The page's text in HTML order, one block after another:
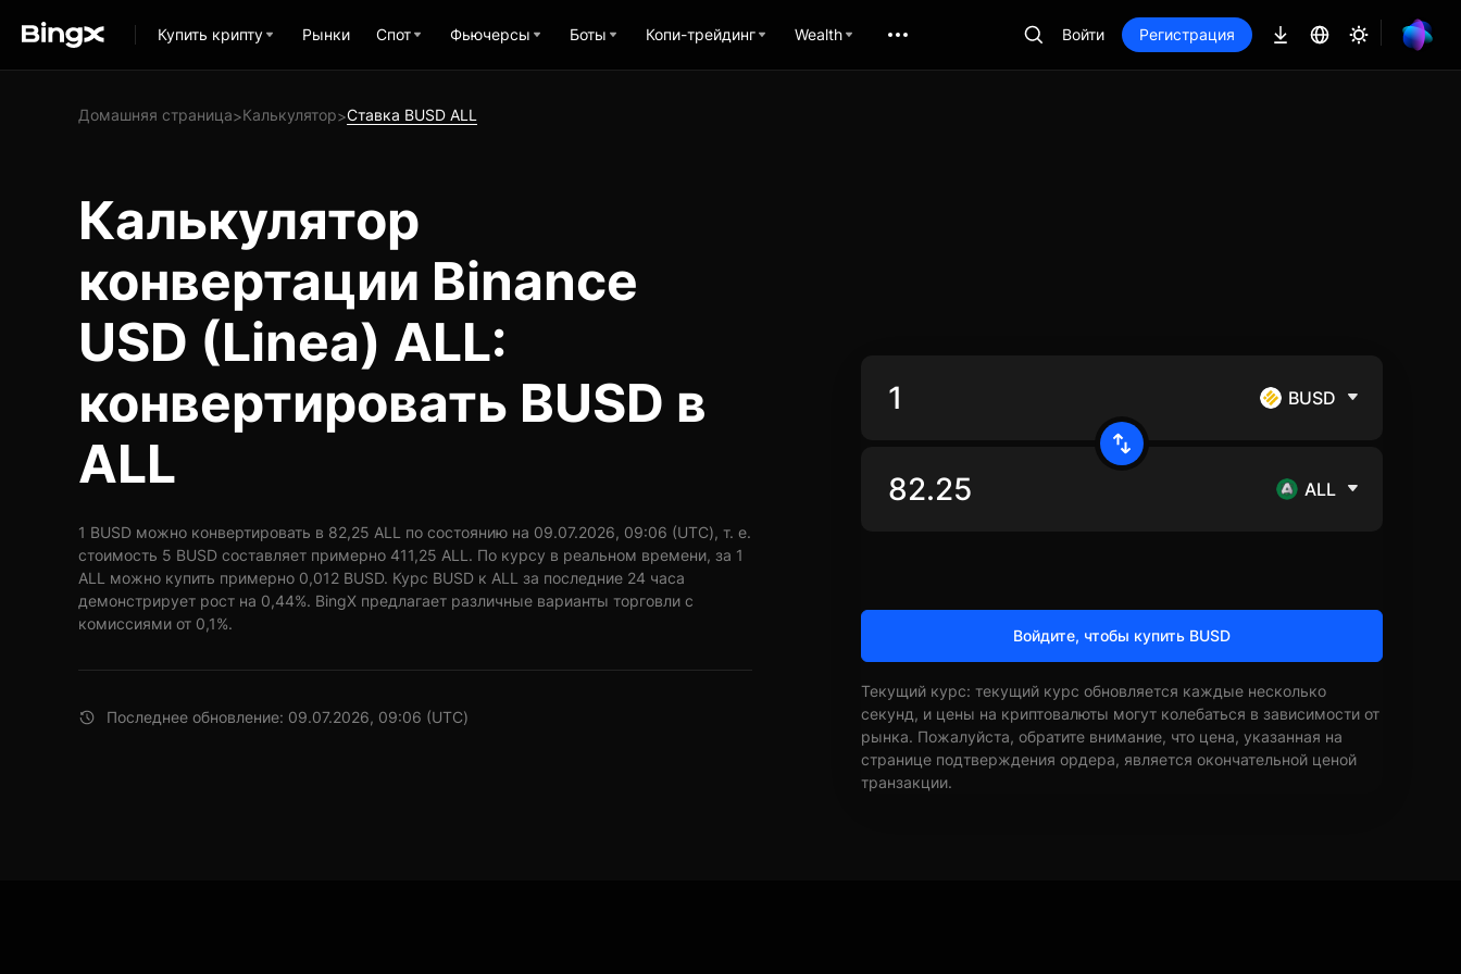
Купить крипту Рынки Спот Фьючерсы Боты Копи-трейдинг Wealth Войти Регистрация
Домашняя страница>Калькулятор>Ставка BUSD ALL
Калькулятор
конвертации Binance
USD (Linea) ALL:
конвертировать BUSD в
ALL
1 BUSD можно конвертировать в 82,25 ALL по состоянию на 09.07.2026, 09:06 (UTC), т. е.
стоимость 5 BUSD составляет примерно 411,25 ALL. По курсу в реальном времени, за 1
ALL можно купить примерно 0,012 BUSD. Курс BUSD к ALL за последние 24 часа
демонстрирует рост на 0,44%. BingX предлагает различные варианты торговли с
комиссиями от 0,1%.
Последнее обновление: 09.07.2026, 09:06 (UTC)
BUSD
ALL
Войдите, чтобы купить BUSD
Текущий курс: текущий курс обновляется каждые несколько
секунд, и цены на криптовалюты могут колебаться в зависимости от
рынка. Пожалуйста, обратите внимание, что цена, указанная на
странице подтверждения ордера, является окончательной ценой
транзакции.